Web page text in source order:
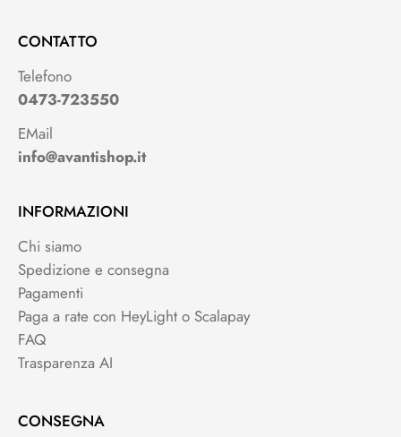
CONTATTO
Telefono
0473-723550
EMail
info@avantishop.it
INFORMAZIONI
Chi siamo
Spedizione e consegna
Pagamenti
Paga a rate con HeyLight o Scalapay
FAQ
Trasparenza AI
CONSEGNA